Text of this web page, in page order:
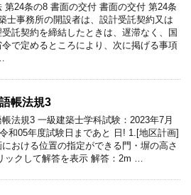
第24条の8 書面の交付 書面の交付 第24条
事務所の開設者は、設計受託契約又は
受託契約を締結したときは、遅滞なく、国
令で定めるところにより、次に掲げる事項
帳法規3
法規3 一級建築士学科試験：2023年7月
和05年度試験日まであと 日! 1.[地区計画]
おける位置の指定ができる門・塀の高さ
ックして解答を表示 解答：2m …